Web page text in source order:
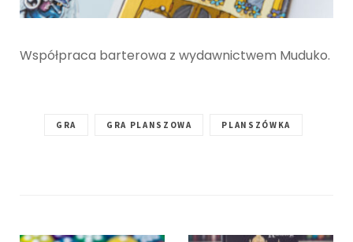
Współpraca barterowa z wydawnictwem Muduko.
GRA GRA PLANSZOWA PLANSZÓWKA